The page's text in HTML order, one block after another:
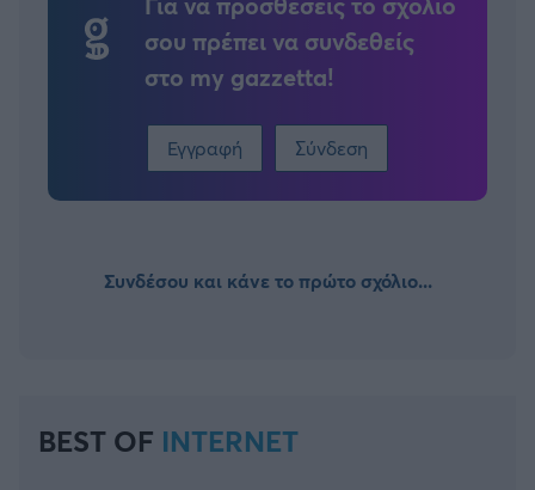
σου πρέπει να συνδεθείς
στο my gazzetta!
Εγγραφή Σύνδεση
Συνδέσου και κάνε το πρώτο σχόλιο...
BEST OF INTERNET